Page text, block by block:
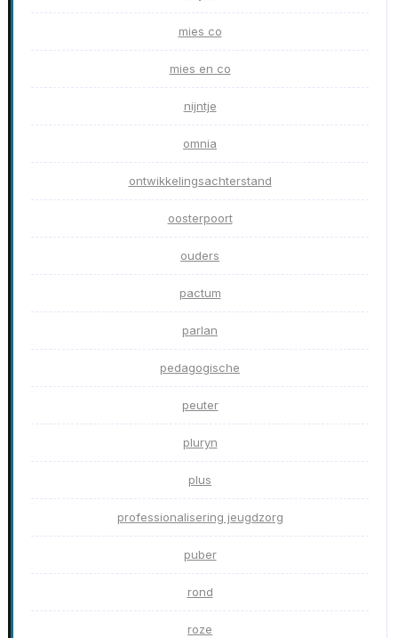
mies co
mies en co
nijntje
omnia
ontwikkelingsachterstand
oosterpoort
ouders
pactum
parlan
pedagogische
peuter
pluryn
plus
professionalisering jeugdzorg
puber
rond
roze